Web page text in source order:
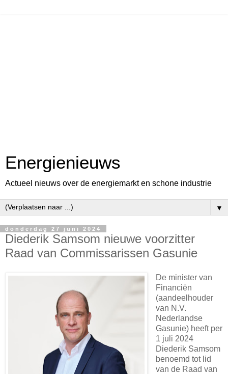
Energienieuws
Actueel nieuws over de energiemarkt en schone industrie
▼
donderdag 27 juni 2024
Diederik Samsom nieuwe voorzitter
Raad van Commissarissen Gasunie
De minister van
Financiën
(aandeelhouder
van N.V.
Nederlandse
Gasunie) heeft per
1 juli 2024
Diederik Samsom
benoemd tot lid
van de Raad van